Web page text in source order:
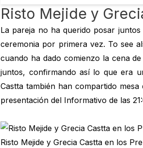
Risto Mejide y
La pareja no ha querido posar
ceremonia por primera vez. To see
cuando ha dado comienzo la cena
juntos, confirmando así lo que era
Castta también han compartido
presentación del Informativo de las
Risto Mejide y Grecia Castta en los